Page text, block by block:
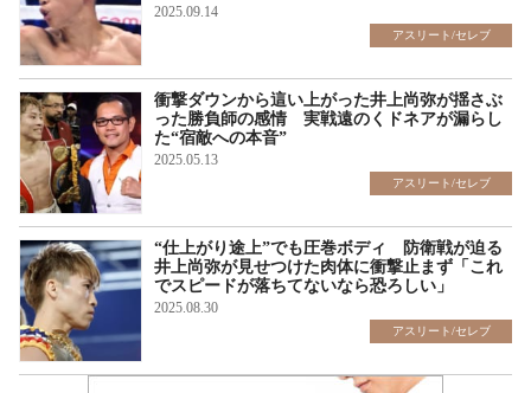
2025.09.14
アスリート/セレブ
衝撃ダウンから這い上がった井上尚弥が揺さぶ
った勝負師の感情 実戦遠のくドネアが漏らし
た“宿敵への本音”
2025.05.13
アスリート/セレブ
“仕上がり途上”でも圧巻ボディ 防衛戦が迫る
井上尚弥が見せつけた肉体に衝撃止まず「これ
でスピードが落ちてないなら恐ろしい」
2025.08.30
アスリート/セレブ